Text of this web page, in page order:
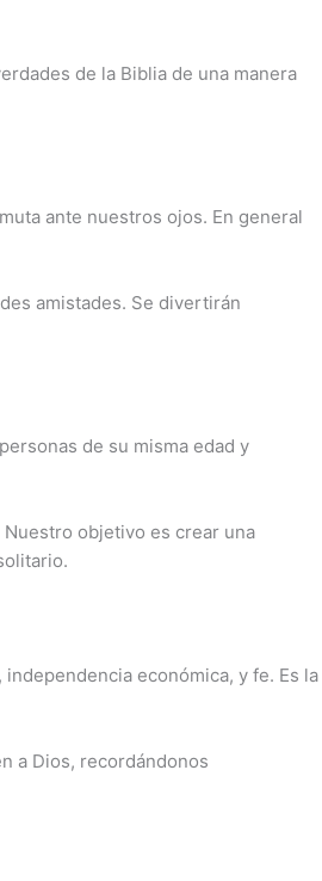
de la Biblia de una manera
ante nuestros ojos. En general
amistades. Se divertirán
de su misma edad y
objetivo es crear una
económica, y fe. Es la
a Dios, recordándonos